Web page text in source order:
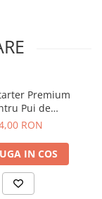
Premium
Pui de
porumbei
Start 18%
10 kg
RON
IN COS